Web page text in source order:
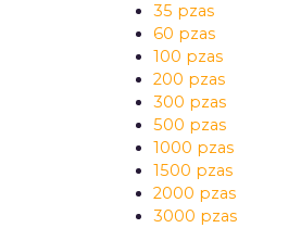
35 pzas
60 pzas
100 pzas
200 pzas
300 pzas
500 pzas
1000 pzas
1500 pzas
2000 pzas
3000 pzas